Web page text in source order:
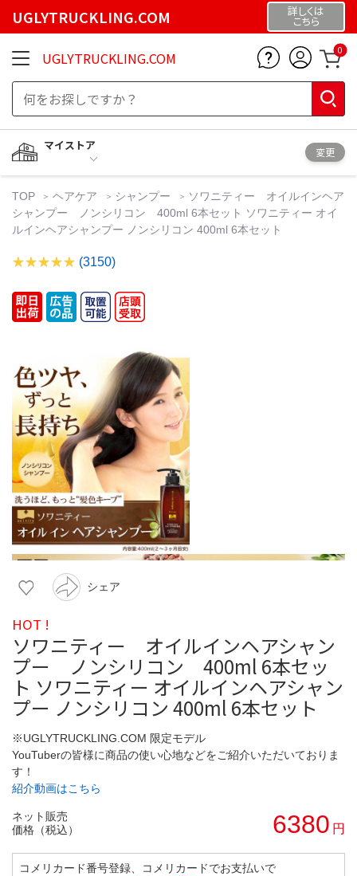
UGLYTRUCKLING.COM 詳しくは
こちら
UGLYTRUCKLING.COM 0
マイストア
変更
TOP ヘアケア シャンプー
ソワニティー オイルインヘア
シャンプー ノンシリコン 400ml 6本セット ソワニティー オイ
ルインヘアシャンプー ノンシリコン 400ml 6本セット
(3150)
シェア
HOT !
ソワニティー オイルインヘアシャン
プー ノンシリコン 400ml 6本セッ
ト ソワニティー オイルインヘアシャン
プー ノンシリコン 400ml 6本セット
※UGLYTRUCKLING.COM 限定モデル
YouTuberの皆様に商品の使い心地などをご紹介いただいておりま
す！
紹介動画はこちら
ネット販売
価格（税込）
6380 円
コメリカード番号登録、コメリカードでお支払いで